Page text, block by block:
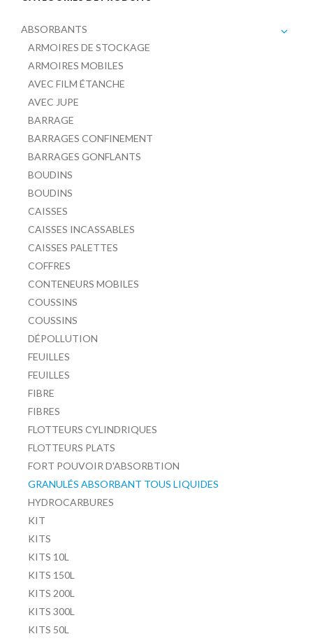
ABSORBANTS
ARMOIRES DE STOCKAGE
ARMOIRES MOBILES
AVEC FILM ÉTANCHE
AVEC JUPE
BARRAGE
BARRAGES CONFINEMENT
BARRAGES GONFLANTS
BOUDINS
BOUDINS
CAISSES
CAISSES INCASSABLES
CAISSES PALETTES
COFFRES
CONTENEURS MOBILES
COUSSINS
COUSSINS
DÉPOLLUTION
FEUILLES
FEUILLES
FIBRE
FIBRES
FLOTTEURS CYLINDRIQUES
FLOTTEURS PLATS
FORT POUVOIR D'ABSORBTION
GRANULÉS ABSORBANT TOUS LIQUIDES
HYDROCARBURES
KIT
KITS
KITS 10L
KITS 150L
KITS 200L
KITS 300L
KITS 50L